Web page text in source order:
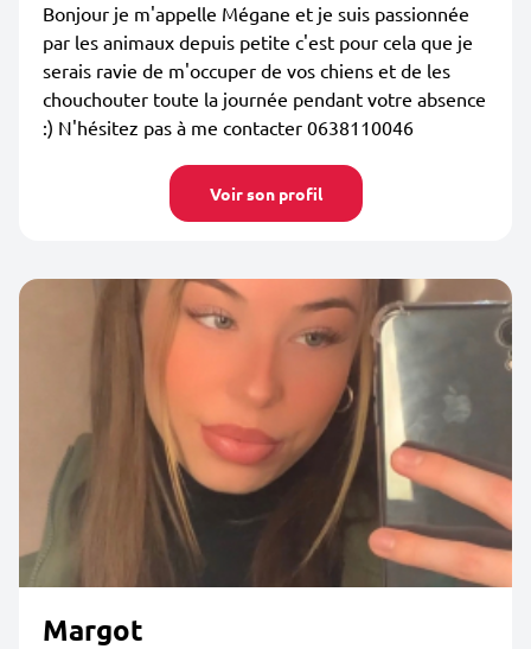
Bonjour je m'appelle Mégane et je suis passionnée
par les animaux depuis petite c'est pour cela que je
serais ravie de m'occuper de vos chiens et de les
chouchouter toute la journée pendant votre absence
:) N'hésitez pas à me contacter 0638110046
Voir son profil
Margot